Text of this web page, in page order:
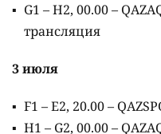
G1 – H2, 00.00 –
трансляция
3 июля
F1 – E2, 20.00 –
H1 – G2, 00.00 –